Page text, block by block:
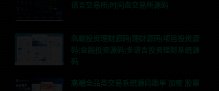
语言交易所|时间盘交易所源码
高端投资理财源码|理财源码|项目投资源
码|金融投资源码|多语言投资理财系统源
码
高端全品类交易系统源码跟单 加密 股票